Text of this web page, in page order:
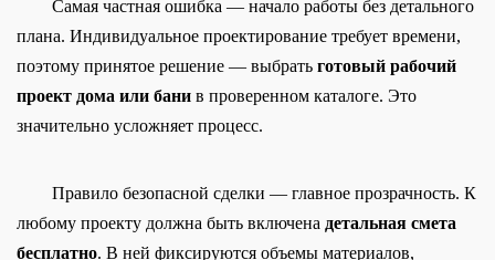
Самая частная ошибка — начало работы без детального
плана. Индивидуальное проектирование требует времени,
поэтому принятое решение — выбрать готовый рабочий
проект дома или бани в проверенном каталоге. Это
значительно усложняет процесс.
Правило безопасной сделки — главное прозрачность. К
любому проекту должна быть включена детальная смета
бесплатно. В ней фиксируются объемы материалов,